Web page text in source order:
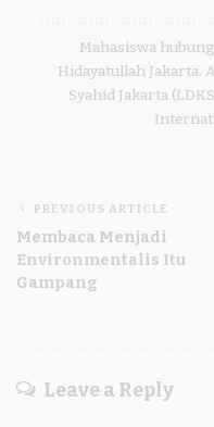
Mahasiswa
Hidayatullah Jakarta.
Syahid Jakarta
PREVIOUS ARTICLE
Membaca Menjadi
Environmentalis Itu
Gampang
Leave a Reply